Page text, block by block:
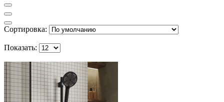
Сортировка:
Показать: